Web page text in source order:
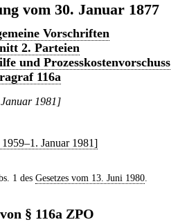
vom 30. Januar 1877
Vorschriften
2. Parteien
und Prozesskostenvorschuss
116a
1981]
Januar 1981]
1 des Gesetzes vom 13. Juni 1980.
§ 116a ZPO